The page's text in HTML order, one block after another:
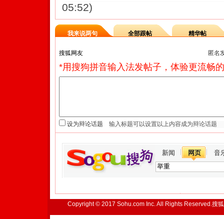
05:52)
我来说两句 全部跟帖 精华帖
匿名
*用搜狗拼音输入法发帖子，体验更流畅
设为辩论话题
新闻 网页 音
Copyright © 2017 Sohu.com Inc. All Rights Reserved.搜